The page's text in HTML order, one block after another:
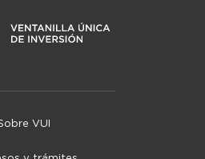
VUI